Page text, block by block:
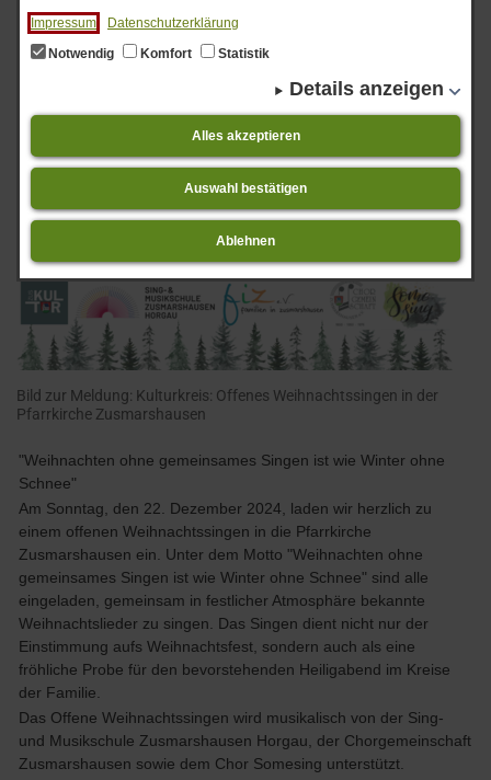
Impressum
Datenschutzerklärung
Notwendig
Komfort Statistik
Details anzeigen
Alles akzeptieren
Auswahl bestätigen
Ablehnen
Bild zur Meldung: Kulturkreis: Offenes Weihnachtssingen in der
Pfarrkirche Zusmarshausen
"Weihnachten ohne gemeinsames Singen ist wie Winter ohne
Schnee"
Am Sonntag, den 22. Dezember 2024, laden wir herzlich zu
einem offenen Weihnachtssingen in die Pfarrkirche
Zusmarshausen ein. Unter dem Motto "Weihnachten ohne
gemeinsames Singen ist wie Winter ohne Schnee" sind alle
eingeladen, gemeinsam in festlicher Atmosphäre bekannte
Weihnachtslieder zu singen. Das Singen dient nicht nur der
Einstimmung aufs Weihnachtsfest, sondern auch als eine
fröhliche Probe für den bevorstehenden Heiligabend im Kreise
der Familie.
Das Offene Weihnachtssingen wird musikalisch von der Sing-
und Musikschule Zusmarshausen Horgau, der Chorgemeinschaft
Zusmarshausen sowie dem Chor Somesing unterstützt.